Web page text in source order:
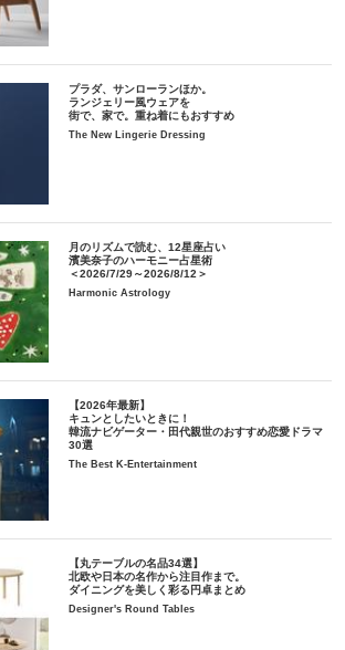
プラダ、サンローランほか。
ランジェリー風ウェアを
街で、家で。重ね着にもおすすめ
The New Lingerie Dressing
月のリズムで読む、12星座占い
濱美奈子のハーモニー占星術
＜2026/7/29～2026/8/12＞
Harmonic Astrology
【2026年最新】
キュンとしたいときに！
韓流ナビゲーター・田代親世のおすすめ恋愛ドラマ
30選
The Best K-Entertainment
【丸テーブルの名品34選】
北欧や日本の名作から注目作まで。
ダイニングを美しく彩る円卓まとめ
Designer's Round Tables